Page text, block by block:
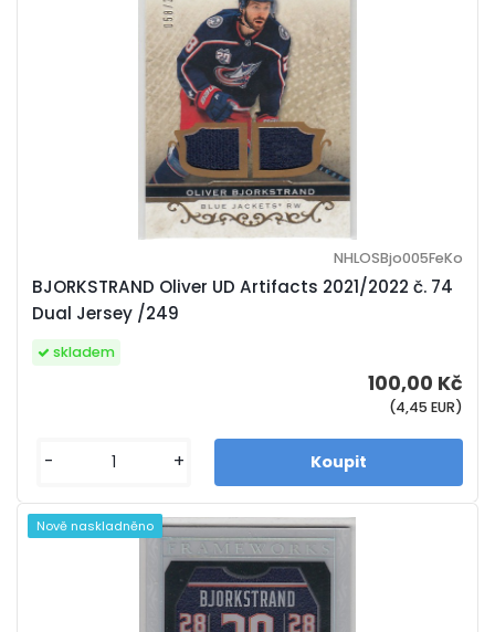
BJORKSTRAND Oliver UD Artifacts 2021/2022 č. 74
Dual Jersey /249
NHLOSBjo005FeKo
100,00 Kč
(4,45 EUR)
skladem
- +
Nově naskladněno